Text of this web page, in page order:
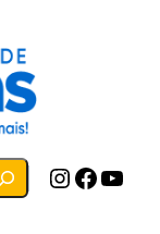
Instagram Facebook YouTube